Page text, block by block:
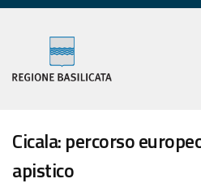
Cicala: percorso
apistico